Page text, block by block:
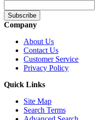
Subscribe
Company
About Us
Contact Us
Customer Service
Privacy Policy
Quick Links
Site Map
Search Terms